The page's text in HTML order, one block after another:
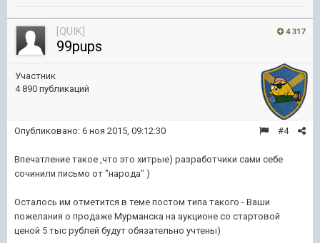
4 317
[QUIK]
99pups
Участник
4 890 публикаций
#4
Опубликовано: 6 ноя 2015, 09:12:30
Впечатление такое ,что это хитрые) разработчики сами себе
сочинили письмо от "народа" )
Осталось им отметится в теме постом типа такого - Ваши
пожелания о продаже Мурманска на аукционе со стартовой
ценой 5 тыс рублей будут обязательно учтены)